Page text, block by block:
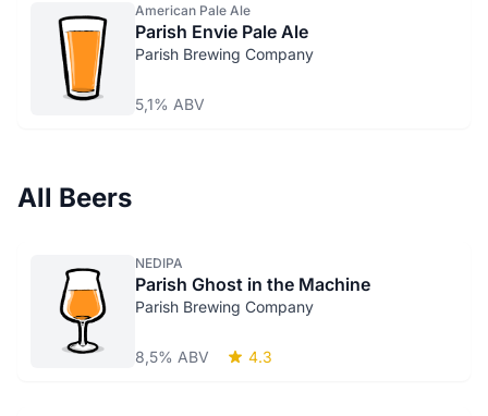
American Pale Ale
Parish Envie Pale Ale
Parish Brewing Company
5,1% ABV
All Beers
NEDIPA
Parish Ghost in the Machine
Parish Brewing Company
8,5% ABV 4.3